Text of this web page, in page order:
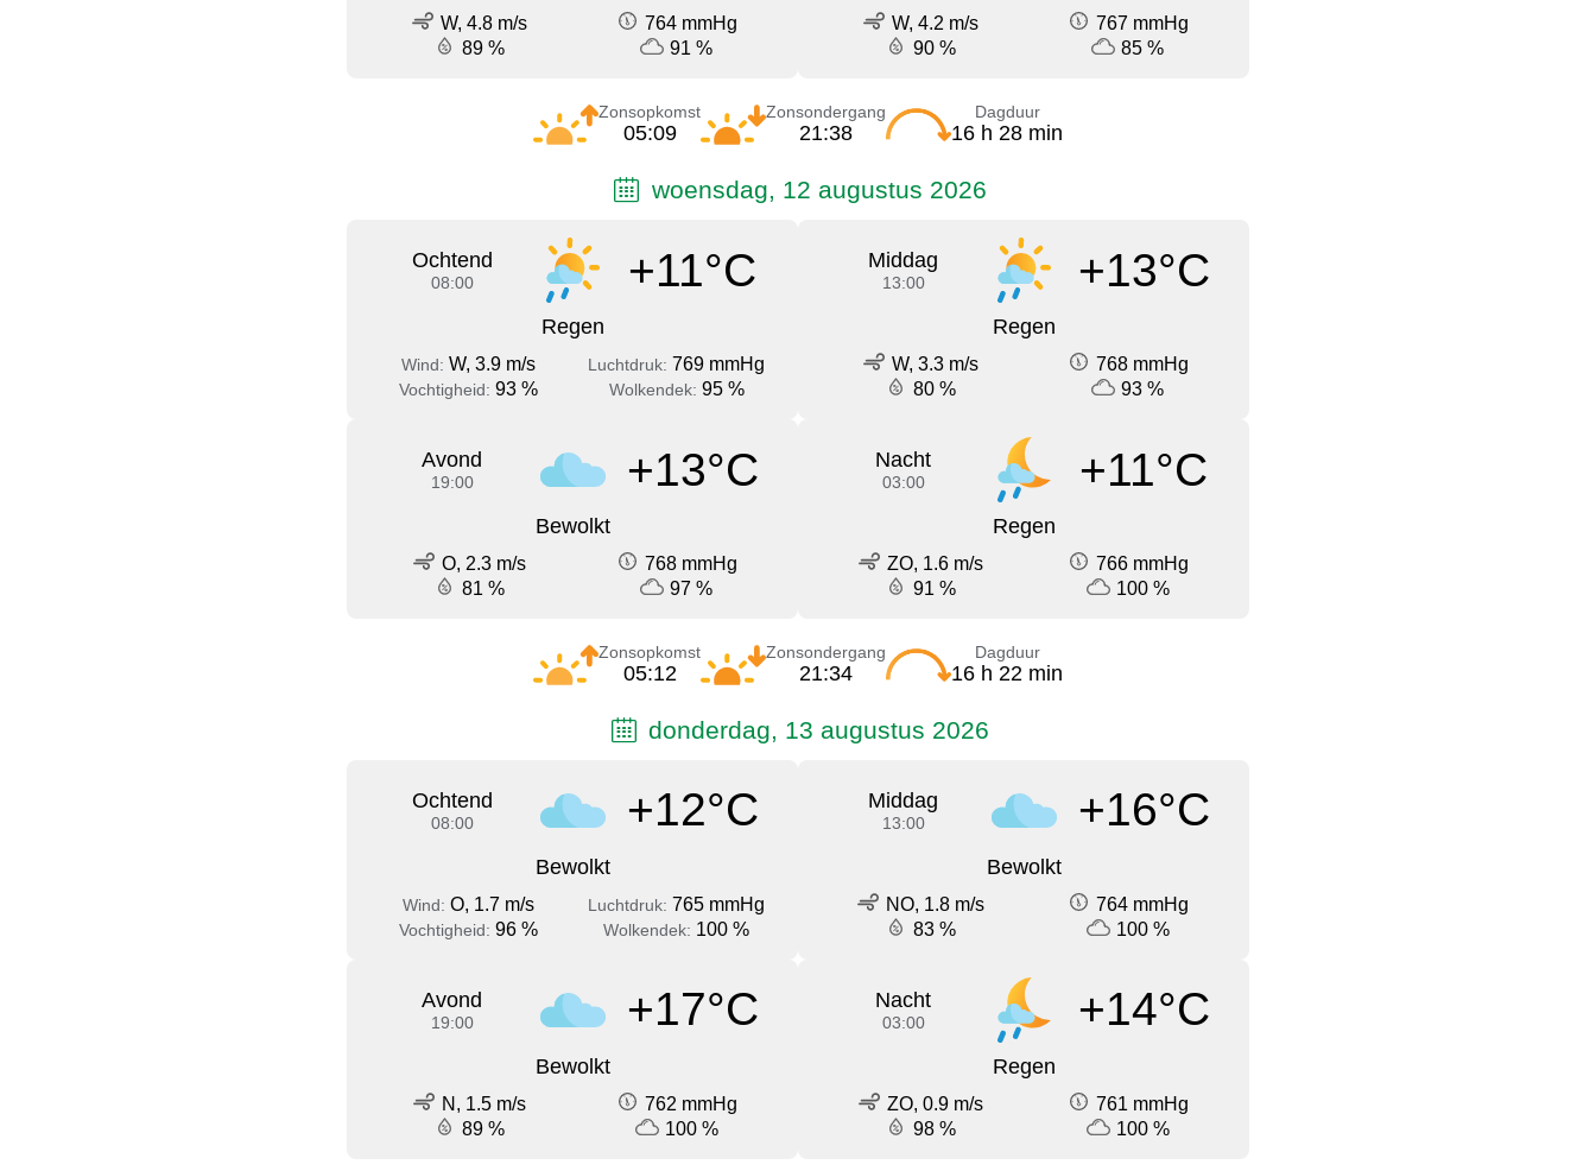
W, 4.8 m/s
764 mmHg
89 %
91 %
W, 4.2 m/s
767 mmHg
90 %
85 %
Zonsopkomst
05:09
Zonsondergang
21:38
Dagduur
16 h 28 min
woensdag, 12 augustus 2026
Ochtend
08:00 +11°C
Regen
Wind: W, 3.9 m/s Luchtdruk: 769 mmHg
Vochtigheid: 93 % Wolkendek: 95 %
Middag
13:00 +13°C
Regen
W, 3.3 m/s
768 mmHg
80 %
93 %
Avond
19:00 +13°C
Bewolkt
O, 2.3 m/s
768 mmHg
81 %
97 %
Nacht
03:00 +11°C
Regen
ZO, 1.6 m/s
766 mmHg
91 %
100 %
Zonsopkomst
05:12
Zonsondergang
21:34
Dagduur
16 h 22 min
donderdag, 13 augustus 2026
Ochtend
08:00 +12°C
Bewolkt
Wind: O, 1.7 m/s Luchtdruk: 765 mmHg
Vochtigheid: 96 % Wolkendek: 100 %
Middag
13:00 +16°C
Bewolkt
NO, 1.8 m/s
764 mmHg
83 %
100 %
Avond
19:00 +17°C
Bewolkt
N, 1.5 m/s
762 mmHg
89 %
100 %
Nacht
03:00 +14°C
Regen
ZO, 0.9 m/s
761 mmHg
98 %
100 %